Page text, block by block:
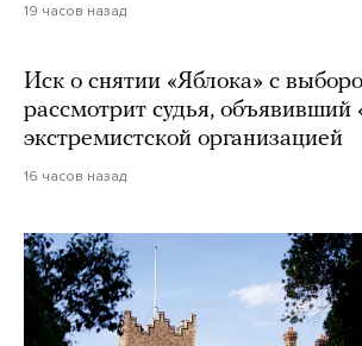
19 часов назад
Иск о снятии «Яблока» с
рассмотрит судья,
экстремистской организацией
16 часов назад